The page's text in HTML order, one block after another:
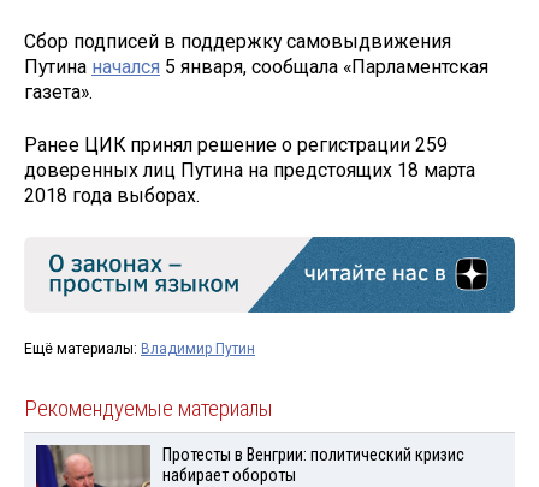
Сбор подписей в поддержку самовыдвижения
Путина начался 5 января, сообщала «Парламентская
газета».
Ранее ЦИК принял решение о регистрации 259
доверенных лиц Путина на предстоящих 18 марта
2018 года выборах.
Ещё материалы: Владимир Путин
Рекомендуемые материалы
Протесты в Венгрии: политический кризис
набирает обороты